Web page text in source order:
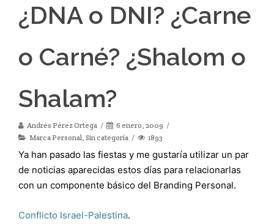
¿DNA o DNI? ¿Carne
o Carné? ¿Shalom o
Shalam?
Andrés Pérez Ortega
6 enero, 2009
Marca Personal, Sin categoría 1893
Ya han pasado las fiestas y me gustaría utilizar un par
de noticias aparecidas estos días para relacionarlas
con un componente básico del Branding Personal.
Conflicto Israel-Palestina.